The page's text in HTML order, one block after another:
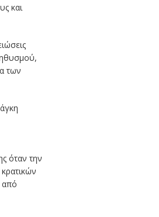
και
των
όταν την
από